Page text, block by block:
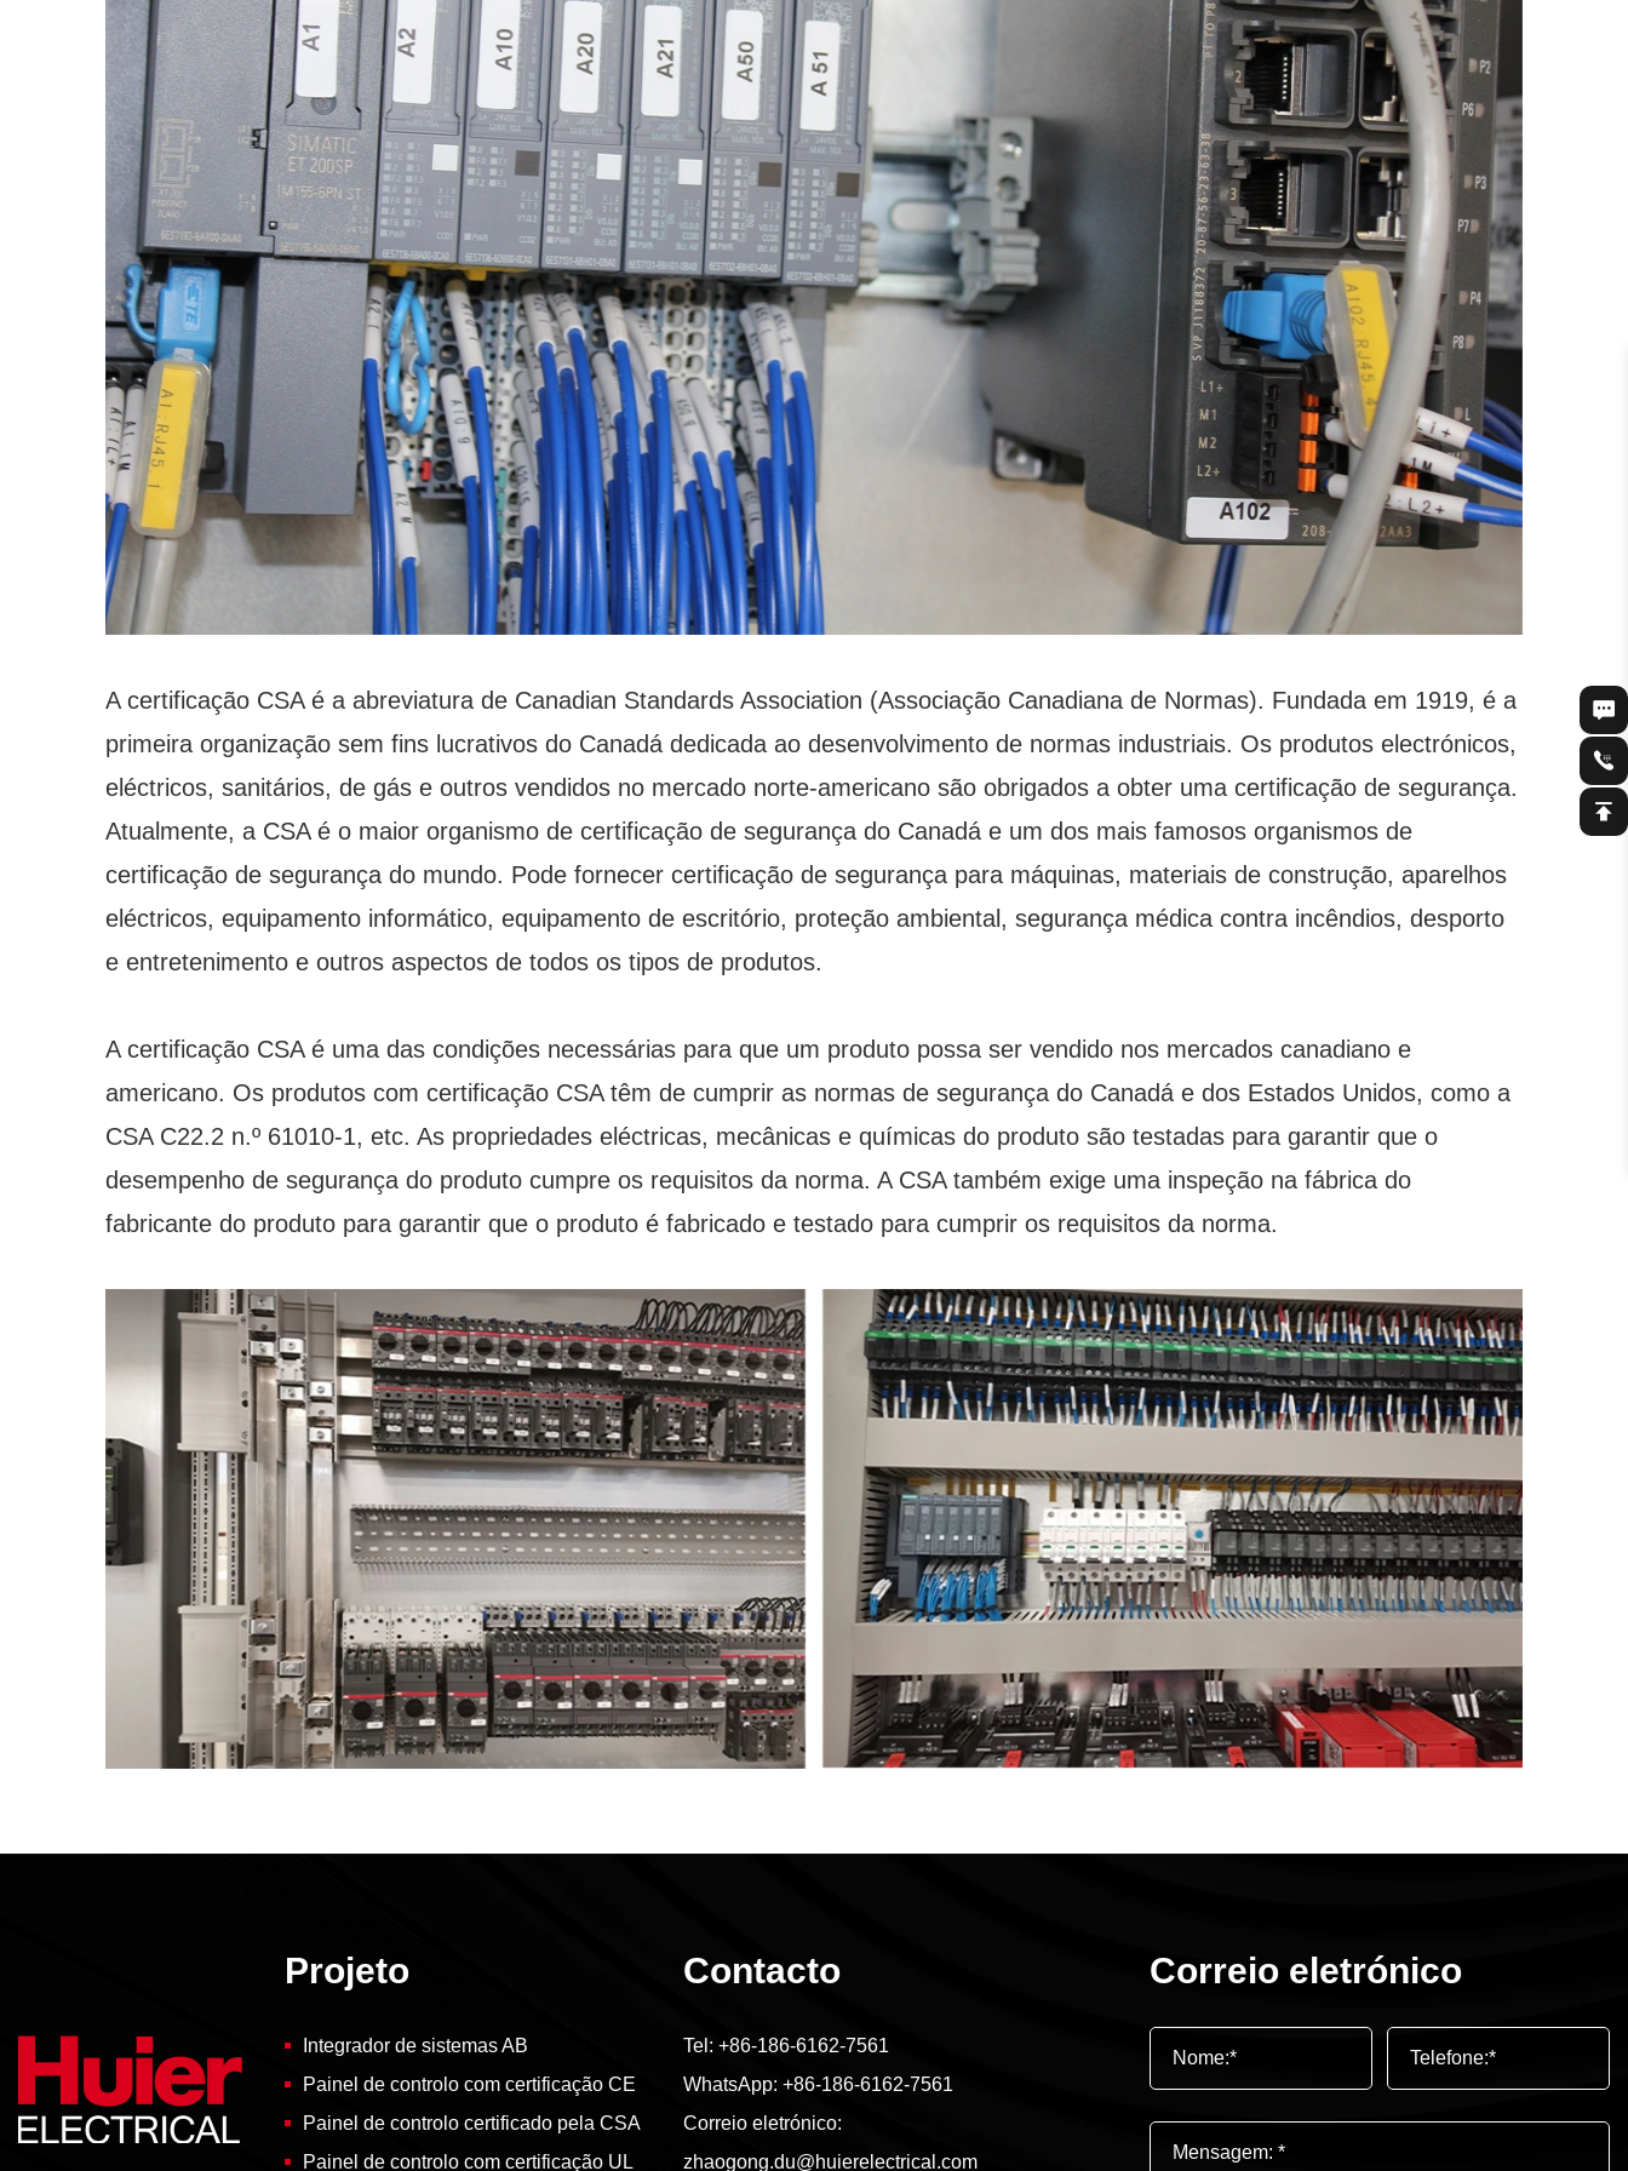
A certificação CSA é a abreviatura de Canadian Standards Association (Associação Canadiana de Normas). Fundada em 1919, é a
primeira organização sem fins lucrativos do Canadá dedicada ao desenvolvimento de normas industriais. Os produtos electrónicos,
eléctricos, sanitários, de gás e outros vendidos no mercado norte-americano são obrigados a obter uma certificação de segurança.
Atualmente, a CSA é o maior organismo de certificação de segurança do Canadá e um dos mais famosos organismos de
certificação de segurança do mundo. Pode fornecer certificação de segurança para máquinas, materiais de construção, aparelhos
eléctricos, equipamento informático, equipamento de escritório, proteção ambiental, segurança médica contra incêndios, desporto
e entretenimento e outros aspectos de todos os tipos de produtos.
A certificação CSA é uma das condições necessárias para que um produto possa ser vendido nos mercados canadiano e
americano. Os produtos com certificação CSA têm de cumprir as normas de segurança do Canadá e dos Estados Unidos, como a
CSA C22.2 n.º 61010-1, etc. As propriedades eléctricas, mecânicas e químicas do produto são testadas para garantir que o
desempenho de segurança do produto cumpre os requisitos da norma. A CSA também exige uma inspeção na fábrica do
fabricante do produto para garantir que o produto é fabricado e testado para cumprir os requisitos da norma.
Projeto
Integrador de sistemas AB
Painel de controlo com certificação CE
Painel de controlo certificado pela CSA
Painel de controlo com certificação UL
Contacto
Tel: +86-186-6162-7561
WhatsApp: +86-186-6162-7561
Correio eletrónico:
zhaogong.du@huierelectrical.com
Correio eletrónico